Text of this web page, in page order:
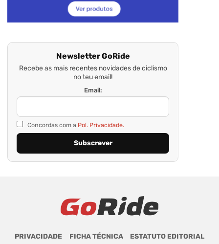
Newsletter GoRide
Recebe as mais recentes novidades de ciclismo
no teu email!
Email:
Concordas com a Pol. Privacidade.
PRIVACIDADE FICHA TÉCNICA
ESTATUTO EDITORIAL